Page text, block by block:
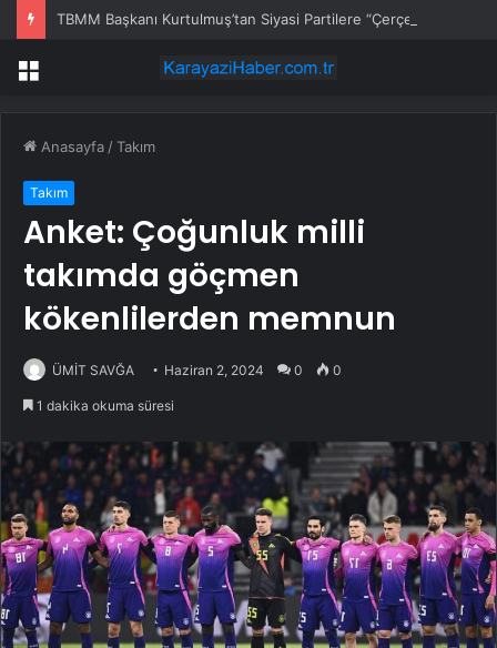
Menü
Anasayfa /Takım
Takım
Anket: Çoğunluk milli
takımda göçmen
kökenlilerden memnun
ÜMİT SAVĞA Haziran 2, 2024 0 0
1 dakika okuma süresi